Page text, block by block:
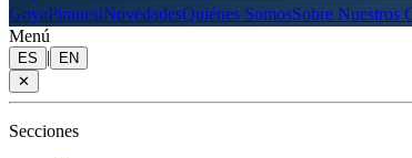
GoyaPiranesiNovedadesQuiénes SomosSobre Nuestros
Menú
ES |
EN
✕
Secciones